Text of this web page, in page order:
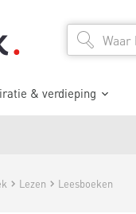
& verdieping
Lezen Leesboeken